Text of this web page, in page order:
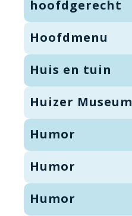
hoofdgerecht
Hoofdmenu
Huis en tuin
Huizer Museum
Humor
Humor
Humor